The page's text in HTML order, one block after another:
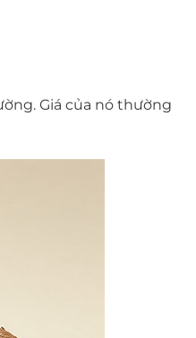
Giá của nó thường